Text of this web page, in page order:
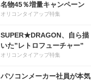
名物45％増量キャンペーン
オリコンタイアップ特集
SUPER★DRAGON、自ら描
いた”レトロフューチャー”
オリコンタイアップ特集
パソコンメーカー社員が本気